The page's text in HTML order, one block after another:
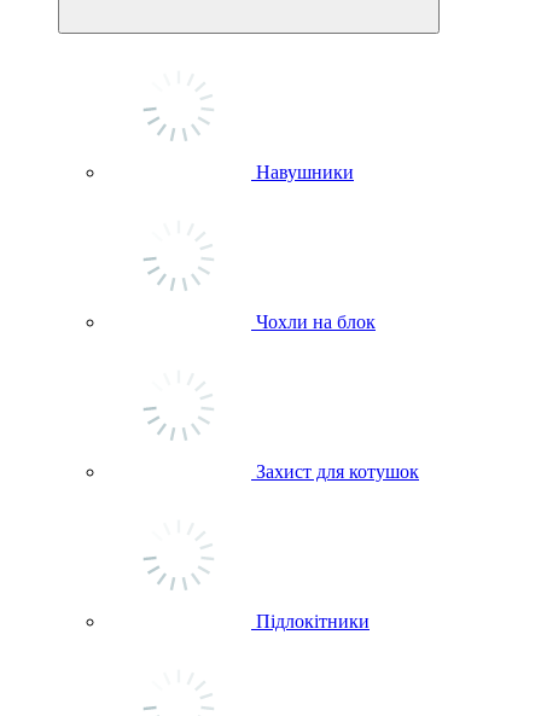
Навушники
Чохли на блок
Захист для котушок
Підлокітники